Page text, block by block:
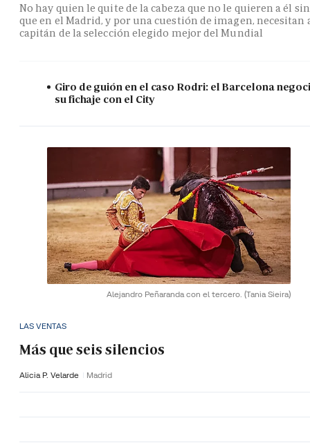
No hay quien le quite de la cabeza que no le quieren a él
que en el Madrid, y por una cuestión de imagen, necesitan
capitán de la selección elegido mejor del Mundial
Giro de guión en el caso Rodri: el Barcelona
su fichaje con el City
Alejandro Peñaranda con el tercero. (Tania Sieira)
LAS VENTAS
Más que seis silencios
Alicia P. Velarde Madrid